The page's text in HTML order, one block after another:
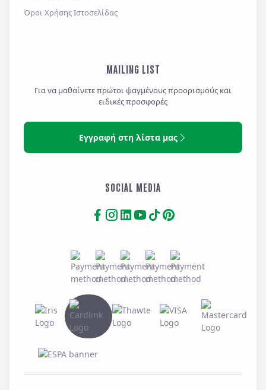
Όροι Χρήσης Ιστοσελίδας
MAILING LIST
Για να μαθαίνετε πρώτοι ψαγμένους προορισμούς και
ειδικές προσφορές
Εγγραφή στη λίστα μας
SOCIAL MEDIA